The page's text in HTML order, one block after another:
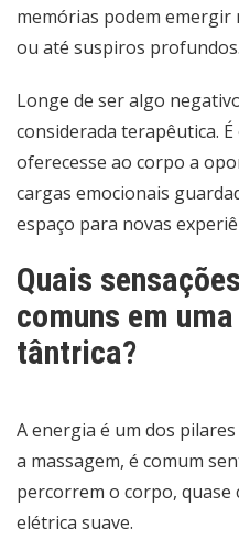
memórias podem emergir
ou até suspiros profundos.
Longe de ser algo
considerada terapêutica.
oferecesse ao corpo a
cargas emocionais
espaço para novas
Quais
comuns em
tântrica?
A energia é um dos
a massagem, é comum
percorrem o corpo,
elétrica suave.